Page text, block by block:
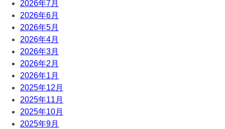
2026年7月
2026年6月
2026年5月
2026年4月
2026年3月
2026年2月
2026年1月
2025年12月
2025年11月
2025年10月
2025年9月